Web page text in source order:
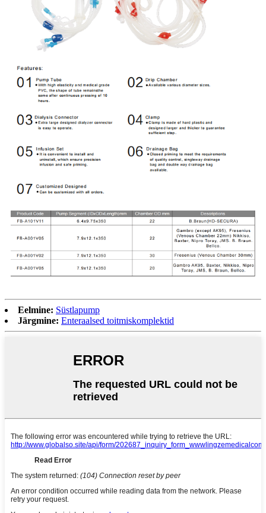
Eelmine: Süstlapump
Järgmine: Enteraalsed toitmiskomplektid